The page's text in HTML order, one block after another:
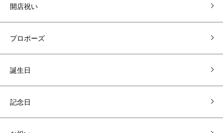
開店祝い
プロポーズ
誕生日
記念日